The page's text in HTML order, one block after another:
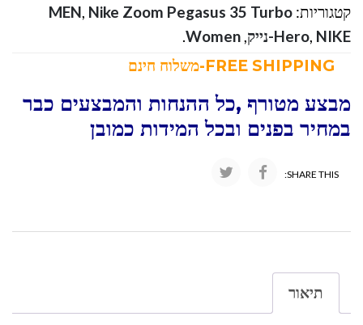
קטגוריות:
MEN, Nike Zoom Pegasus 35 Turbo
Hero, NIKE-נייק ,
Women
.
מבצע מטורף ,כל ההנחות והמבצעים כבר
במחיר בפנים ובכל המידות כמובן
SHARE THIS:
תיאור